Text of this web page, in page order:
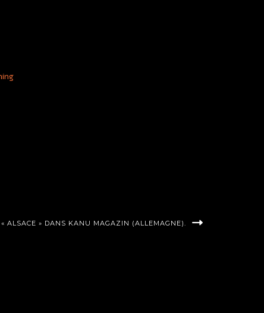
« ALSACE » DANS KANU MAGAZIN (ALLEMAGNE).